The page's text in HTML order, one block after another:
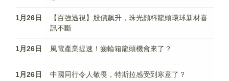
1月26日
【百強透視】股價飙升，珠光顔料龍頭環球新材喜
訊不斷
1月26日 風電產業提速！齒輪箱龍頭機會來了？
1月26日 中國同行令人敬畏，特斯拉感受到寒意了？